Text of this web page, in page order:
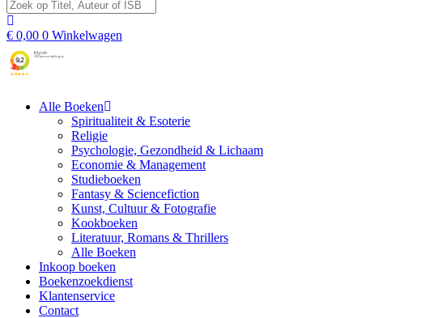
€ 0,00 0 Winkelwagen
Alle Boeken
Spiritualiteit & Esoterie
Religie
Psychologie, Gezondheid & Lichaam
Economie & Management
Studieboeken
Fantasy & Sciencefiction
Kunst, Cultuur & Fotografie
Kookboeken
Literatuur, Romans & Thrillers
Alle Boeken
Inkoop boeken
Boekenzoekdienst
Klantenservice
Contact